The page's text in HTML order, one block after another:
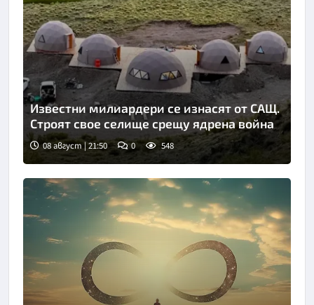
Известни милиардери се изнасят от САЩ.
Строят свое селище срещу ядрена война
08 август | 21:50 0 548